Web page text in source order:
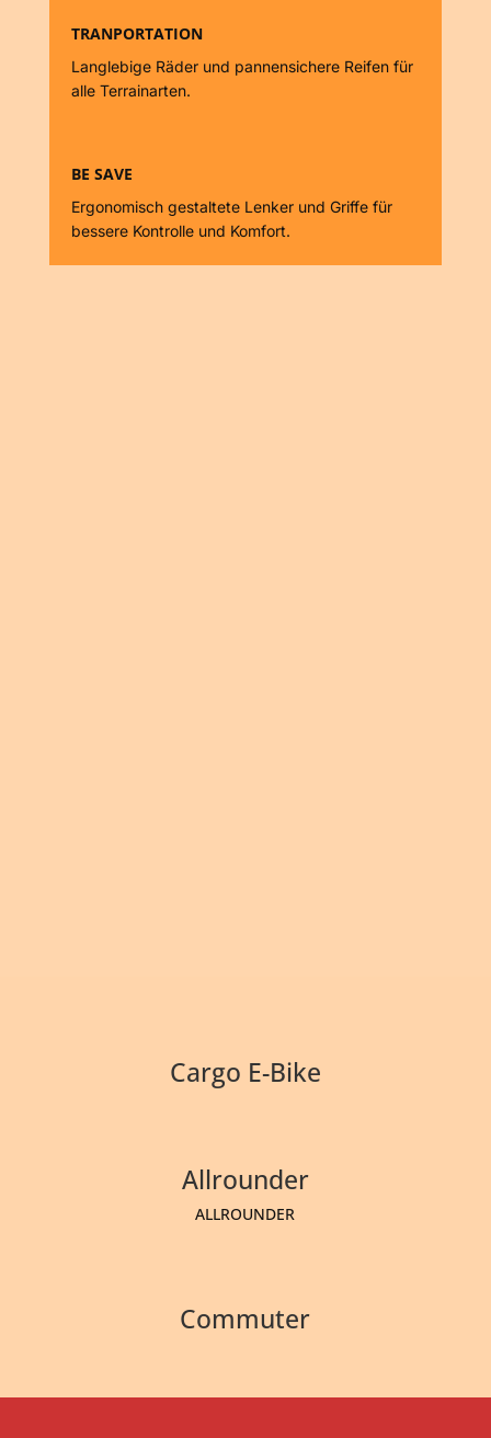
TRANPORTATION
Langlebige Räder und pannensichere Reifen für
alle Terrainarten.
BE SAVE
Ergonomisch gestaltete Lenker und Griffe für
bessere Kontrolle und Komfort.
Cargo E-Bike
Allrounder
ALLROUNDER
Commuter